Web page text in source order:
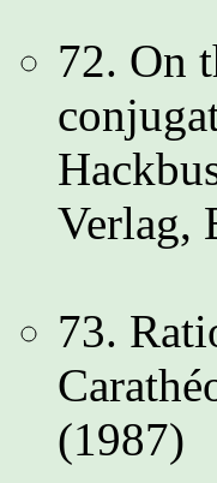
72. On
Verlag,
73.
(1987)